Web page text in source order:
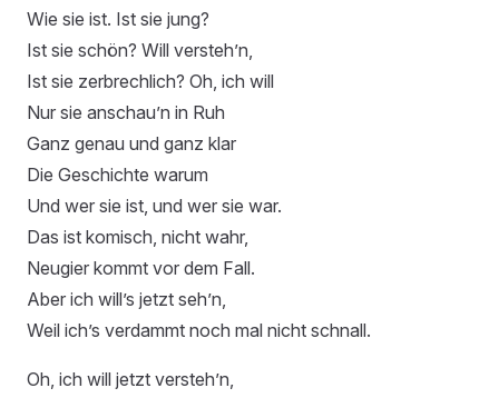
Wie sie ist. Ist sie jung?
Ist sie schön? Will versteh’n,
Ist sie zerbrechlich? Oh, ich will
Nur sie anschau’n in Ruh
Ganz genau und ganz klar
Die Geschichte warum
Und wer sie ist, und wer sie war.
Das ist komisch, nicht wahr,
Neugier kommt vor dem Fall.
Aber ich will’s jetzt seh’n,
Weil ich’s verdammt noch mal nicht schnall.
Oh, ich will jetzt versteh’n,